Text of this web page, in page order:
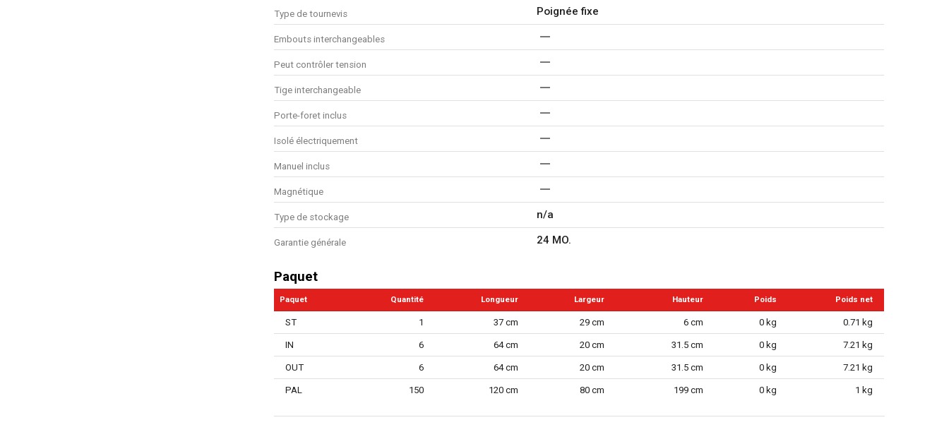
Type de tournevis Poignée fixe
Embouts interchangeables
Peut contrôler tension
Tige interchangeable
Porte-foret inclus
Isolé électriquement
Manuel inclus
Magnétique
Type de stockage n/a
Garantie générale 24 MO.
Paquet
Paquet Quantité Longueur Largeur Hauteur Poids Poids net
ST 1 37 cm 29 cm 6 cm 0 kg 0.71 kg
IN 6 64 cm 20 cm 31.5 cm 0 kg 7.21 kg
OUT 6 64 cm 20 cm 31.5 cm 0 kg 7.21 kg
PAL 150 120 cm 80 cm 199 cm 0 kg 1 kg